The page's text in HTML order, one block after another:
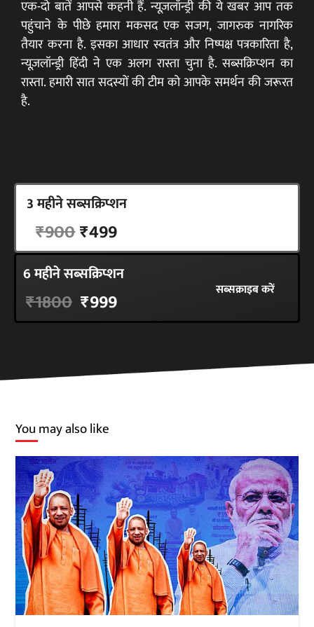
एक-दो बातें आपसे कहनी हैं. न्यूज़लॉन्ड्री की ये खबर आप तक
पहुंचाने के पीछे हमारा मकसद एक सजग, जागरुक नागरिक
तैयार करना है. इसका आधार स्वतंत्र और निष्पक्ष पत्रकारिता है,
न्यूज़लॉन्ड्री हिंदी ने एक अलग रास्ता चुना है. सब्सक्रिप्शन का
रास्ता. हमारी सात सदस्यों की टीम को आपके समर्थन की जरूरत
है.
3 महीने सब्सक्रिप्शन
₹900₹499
6 महीने सब्सक्रिप्शन
₹1800 ₹999 सब्सक्राइब करें
You may also like